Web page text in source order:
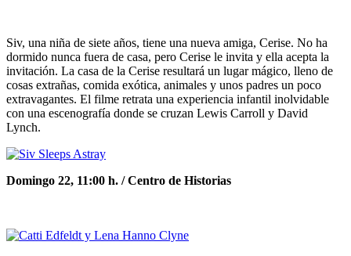
Siv, una niña de siete años, tiene una nueva amiga, Cerise. No ha
dormido nunca fuera de casa, pero Cerise le invita y ella acepta la
invitación. La casa de la Cerise resultará un lugar mágico, lleno de
cosas extrañas, comida exótica, animales y unos padres un poco
extravagantes. El filme retrata una experiencia infantil inolvidable
con una escenografía donde se cruzan Lewis Carroll y David
Lynch.
Domingo 22, 11:00 h. /Centro de Historias